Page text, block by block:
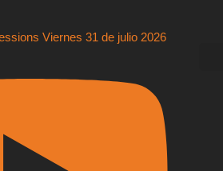
Viernes 31 de julio 2026